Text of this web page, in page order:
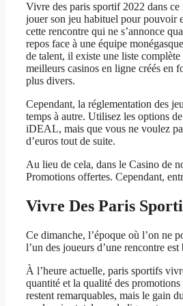
Vivre des paris sportif 2022 dans ce
jouer son jeu habituel pour pouvoir
cette rencontre qui ne s’annonce
repos face à une équipe
de talent, il existe une liste
meilleurs casinos en ligne créés en
plus divers.
Cependant, la réglementation des
temps à autre. Utilisez les options
iDEAL, mais que vous ne voulez
d’euros tout de suite.
Au lieu de cela, dans le Casino de
Promotions offertes. Cependant,
Vivre Des Paris
Ce dimanche, l’époque où l’on ne
l’un des joueurs d’une rencontre
À l’heure actuelle, paris sportifs
quantité et la qualité des
restent remarquables, mais le gain